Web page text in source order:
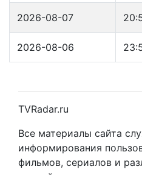
2026-08-07
2026-08-06
TVRadar.ru
Все материалы сайта
информирования
фильмов, сериалов и